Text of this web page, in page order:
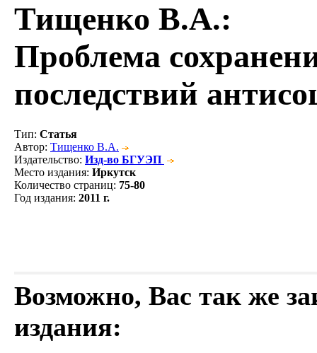
Тищенко В.А.:
Проблема
последствий
Тип: Статья
Автор: Тищенко В.А.
Издательство: Изд-во БГУЭП
Место издания: Иркутск
Количество страниц: 75-80
Год издания: 2011 г.
Возможно, Вас так же
издания: